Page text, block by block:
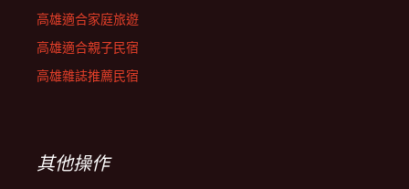
高雄適合家庭旅遊
高雄適合親子民宿
高雄雜誌推薦民宿
其他操作